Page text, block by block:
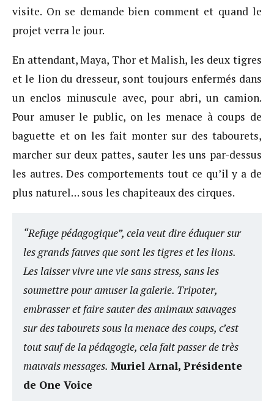
visite. On se demande bien comment et quand le
projet verra le jour.
En attendant, Maya, Thor et Malish, les deux tigres
et le lion du dresseur, sont toujours enfermés dans
un enclos minuscule avec, pour abri, un camion.
Pour amuser le public, on les menace à coups de
baguette et on les fait monter sur des tabourets,
marcher sur deux pattes, sauter les uns par-dessus
les autres. Des comportements tout ce qu’il y a de
plus naturel… sous les chapiteaux des cirques.
“Refuge pédagogique”, cela veut dire éduquer sur
les grands fauves que sont les tigres et les lions.
Les laisser vivre une vie sans stress, sans les
soumettre pour amuser la galerie. Tripoter,
embrasser et faire sauter des animaux sauvages
sur des tabourets sous la menace des coups, c’est
tout sauf de la pédagogie, cela fait passer de très
mauvais messages. Muriel Arnal, Présidente
de One Voice